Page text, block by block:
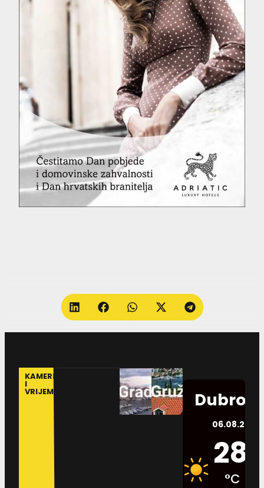
KAMERE
I
VRIJEME
06.08.2026.
28
°C